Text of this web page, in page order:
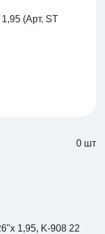
0 шт
1,95, K-908 22